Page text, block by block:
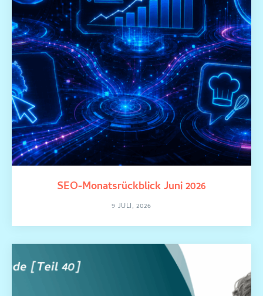
SEO-Monatsrückblick Juni 2026
9 JULI, 2026